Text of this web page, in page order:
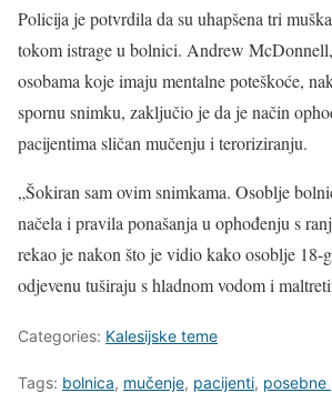
Policija je potvrdila da su uhapšena tri
tokom istrage u bolnici. Andrew
osobama koje imaju mentalne poteškoće,
spornu snimku, zaključio je da je način
pacijentima sličan mučenju i teroriziranju.
„Šokiran sam ovim snimkama. Osoblje
načela i pravila ponašanja u ophođenju s
rekao je nakon što je vidio kako osoblje 18-
odjevenu tuširaju s hladnom vodom i
Categories: Kalesijske teme
Tags: bolnica, mučenje, pacijenti,